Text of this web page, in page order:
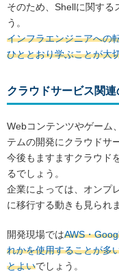
そのため、Shellに関する
う。
インフラエンジニアへの
ひととおり学ぶことが大
クラウドサービス関
Webコンテンツやゲーム
テムの開発にクラウドサ
今後もますますクラウド
るでしょう。
企業によっては、オンプ
に移行する動きも見られ
開発現場ではAWS・
れかを使用することが多
とよいでしょう。